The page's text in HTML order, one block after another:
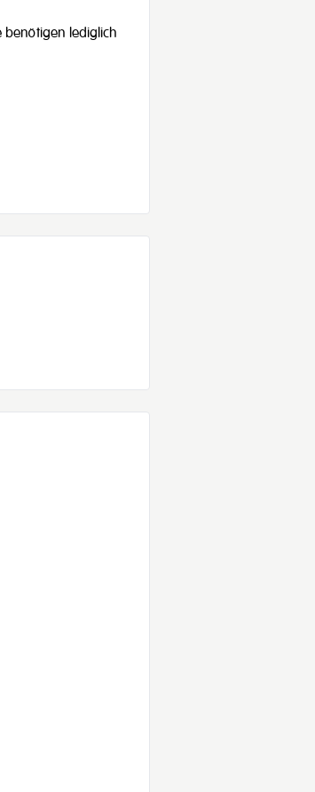
benötigen lediglich